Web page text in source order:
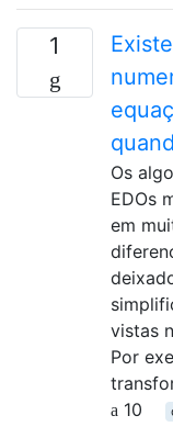
1
Os
EDOs
em
vistas
Por
10